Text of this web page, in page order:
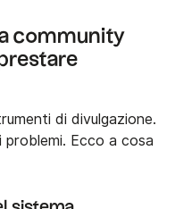
community
di divulgazione.
problemi. Ecco a cosa